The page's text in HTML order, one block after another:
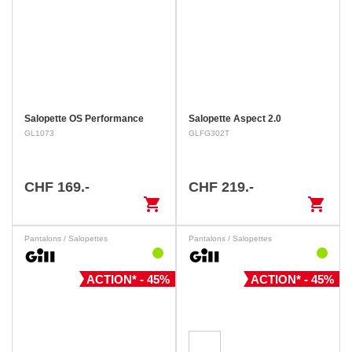
Salopette OS Performance
GL1073
CHF 169.-
shopping_cart
Salopette Aspect 2.0
GLFG302T
CHF 219.-
shopping_cart
Pantalons / Salopettes
ACTION* - 45%
Pantalons / Salopettes
ACTION* - 45%